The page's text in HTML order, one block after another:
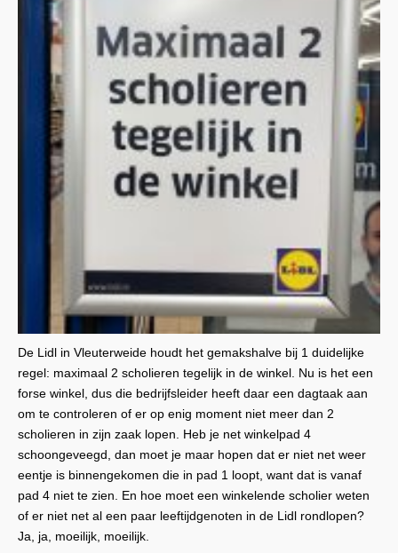
De Lidl in Vleuterweide houdt het gemakshalve bij 1 duidelijke
regel: maximaal 2 scholieren tegelijk in de winkel. Nu is het een
forse winkel, dus die bedrijfsleider heeft daar een dagtaak aan
om te controleren of er op enig moment niet meer dan 2
scholieren in zijn zaak lopen. Heb je net winkelpad 4
schoongeveegd, dan moet je maar hopen dat er niet net weer
eentje is binnengekomen die in pad 1 loopt, want dat is vanaf
pad 4 niet te zien. En hoe moet een winkelende scholier weten
of er niet net al een paar leeftijdgenoten in de Lidl rondlopen?
Ja, ja, moeilijk, moeilijk.